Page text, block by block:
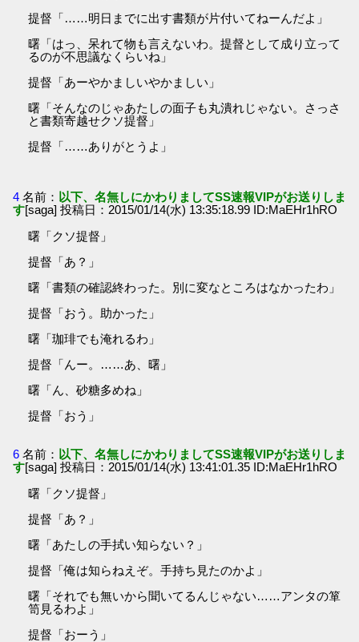
提督「……明日までに出す書類が片付いてねーんだよ」
曙「はっ、呆れて物も言えないわ。提督として成り立って
るのが不思議なくらいね」
提督「あーやかましいやかましい」
曙「そんなのじゃあたしの面子も丸潰れじゃない。さっさ
と書類寄越せクソ提督」
提督「……ありがとうよ」
4 名前： 以下、名無しにかわりましてSS速報VIPがお送りしま
す[saga] 投稿日：2015/01/14(水) 13:35:18.99 ID:MaEHr1hRO
曙「クソ提督」
提督「あ？」
曙「書類の確認終わった。別に変なところはなかったわ」
提督「おう。助かった」
曙「珈琲でも淹れるわ」
提督「んー。……あ、曙」
曙「ん、砂糖多めね」
提督「おう」
6 名前： 以下、名無しにかわりましてSS速報VIPがお送りしま
す[saga] 投稿日：2015/01/14(水) 13:41:01.35 ID:MaEHr1hRO
曙「クソ提督」
提督「あ？」
曙「あたしの手拭い知らない？」
提督「俺は知らねえぞ。手持ち見たのかよ」
曙「それでも無いから聞いてるんじゃない……アンタの箪
笥見るわよ」
提督「おーう」